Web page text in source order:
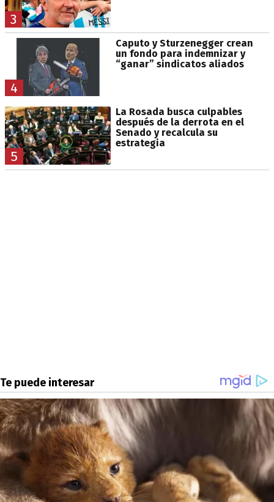
3
4
Caputo y Sturzenegger crean
un fondo para indemnizar y
“ganar” sindicatos aliados
5
La Rosada busca culpables
después de la derrota en el
Senado y recalcula su
estrategia